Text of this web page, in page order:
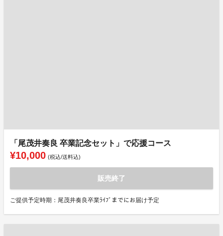
「尾茂井奏良 卒業記念セット」で応援コース
¥10,000 (税込/送料込)
販売終了
ご提供予定時期：尾茂井奏良卒業ﾗｲﾌﾞまでにお届け予定